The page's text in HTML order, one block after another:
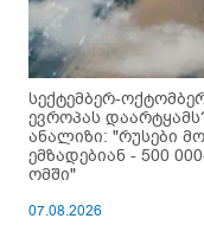
სექტემბერ-
ევროპას
ანალიზი: "რუსები
ემზადებიან - 500
ომში"
07.08.2026